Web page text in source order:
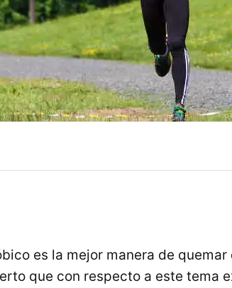
es la mejor manera de
que con respecto a este tema